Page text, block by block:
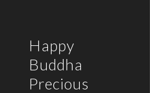
Happy
Buddha
Precious